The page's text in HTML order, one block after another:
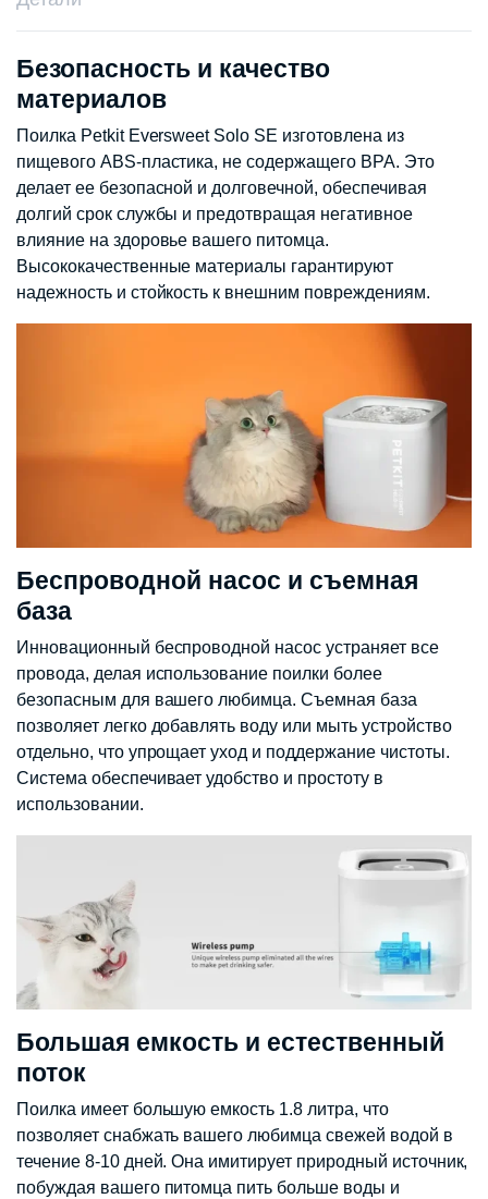
Безопасность и качество
материалов
Поилка Petkit Eversweet Solo SE изготовлена ​​из
пищевого ABS-пластика, не содержащего BPA. Это
делает ее безопасной и долговечной, обеспечивая
долгий срок службы и предотвращая негативное
влияние на здоровье вашего питомца.
Высококачественные материалы гарантируют
надежность и стойкость к внешним повреждениям.
Беспроводной насос и съемная
база
Инновационный беспроводной насос устраняет все
провода, делая использование поилки более
безопасным для вашего любимца. Съемная база
позволяет легко добавлять воду или мыть устройство
отдельно, что упрощает уход и поддержание чистоты.
Система обеспечивает удобство и простоту в
использовании.
Большая емкость и естественный
поток
Поилка имеет большую емкость 1.8 литра, что
позволяет снабжать вашего любимца свежей водой в
течение 8-10 дней. Она имитирует природный источник,
побуждая вашего питомца пить больше воды и